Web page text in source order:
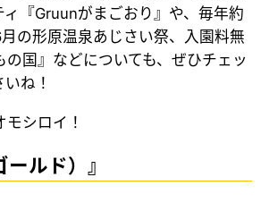
ィ『Gruunがまごおり』や、毎年約
の形原温泉あじさい祭、入園料無
国』などについても、ぜひチェッ
ね！
シロイ！
ールド）』